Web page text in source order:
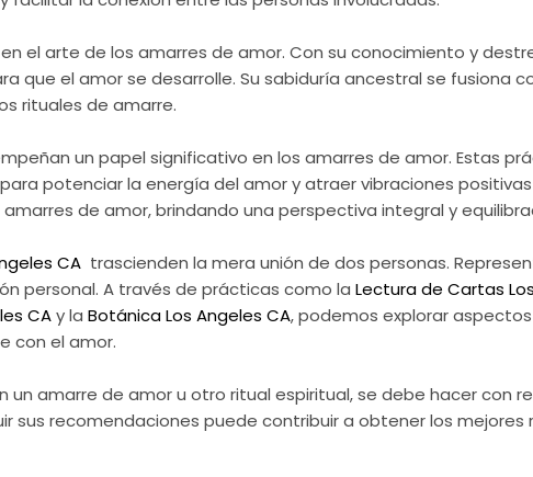
el arte de los amarres de amor. Con su conocimiento y
que el amor se desarrolle. Su sabiduría ancestral se fusiona
rituales de amarre.
un papel significativo en los amarres de amor. Estas
potenciar la energía del amor y atraer vibraciones positivas
de amor, brindando una perspectiva integral y
CA trascienden la mera unión de dos personas.
personal. A través de prácticas como laLectura de Cartas
CAy laBotánica Los Angeles CA, podemos explorar
con el amor.
un amarre de amor u otro ritual espiritual, se debe hacer con
sus recomendaciones puede contribuir a obtener los mejores